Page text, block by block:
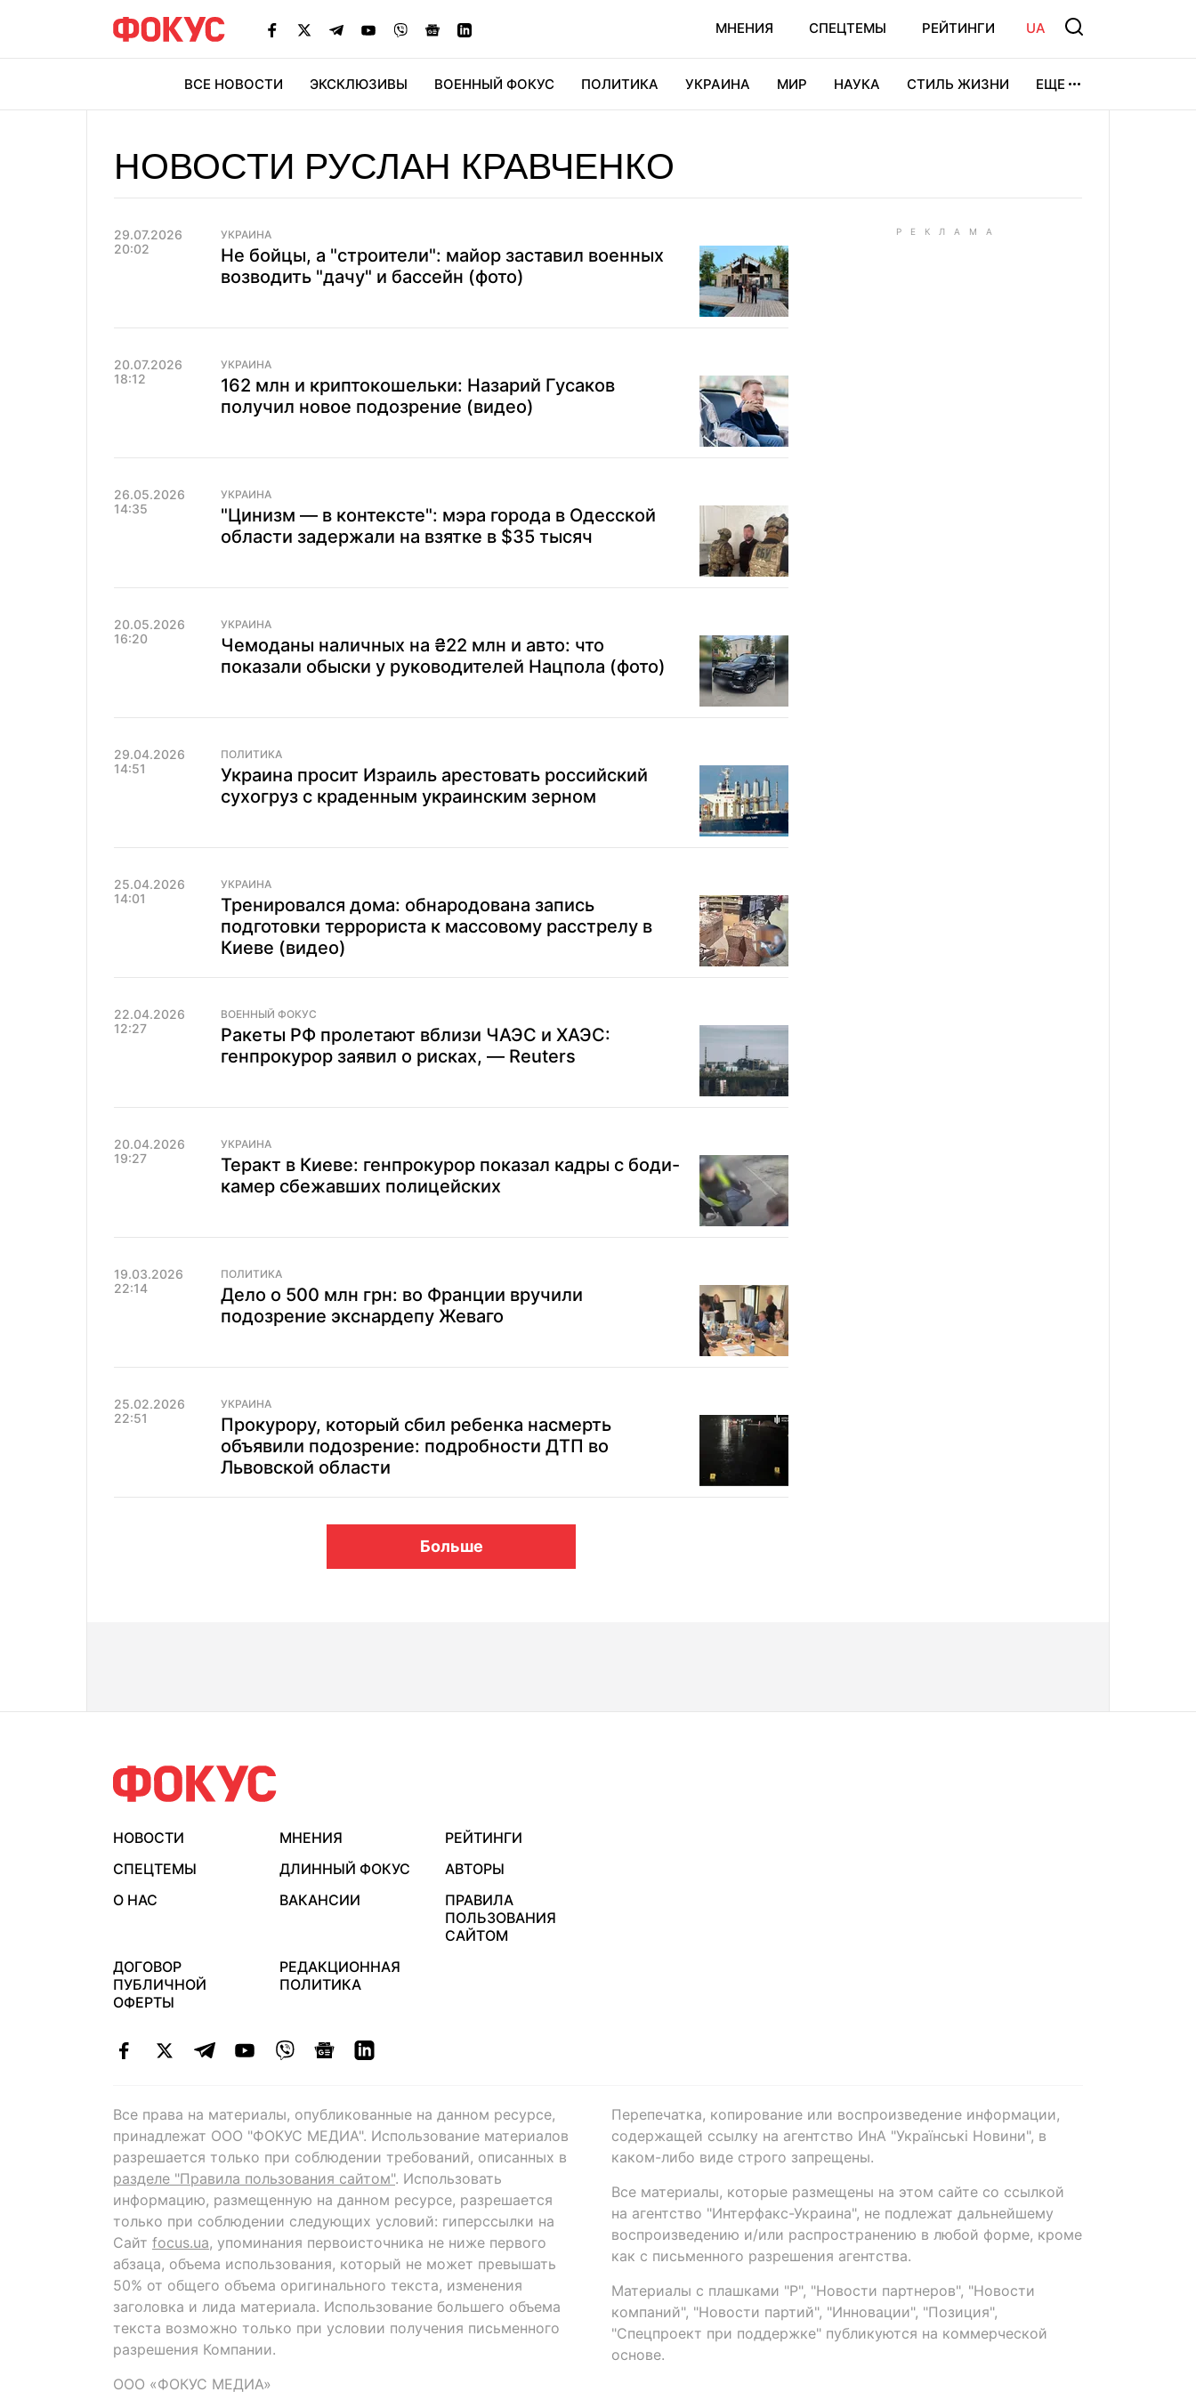
МНЕНИЯ СПЕЦТЕМЫ РЕЙТИНГИ UA
ВСЕ НОВОСТИ ЭКСКЛЮЗИВЫ ВОЕННЫЙ ФОКУС ПОЛИТИКА УКРАИНА МИР НАУКА СТИЛЬ ЖИЗНИ ЕЩЕ
НОВОСТИ РУСЛАН КРАВЧЕНКО
29.07.2026
20:02
УКРАИНА
Не бойцы, а "строители": майор заставил военных
возводить "дачу" и бассейн (фото)
20.07.2026
18:12
УКРАИНА
162 млн и криптокошельки: Назарий Гусаков
получил новое подозрение (видео)
26.05.2026
14:35
УКРАИНА
"Цинизм — в контексте": мэра города в Одесской
области задержали на взятке в $35 тысяч
20.05.2026
16:20
УКРАИНА
Чемоданы наличных на ₴22 млн и авто: что
показали обыски у руководителей Нацпола (фото)
29.04.2026
14:51
ПОЛИТИКА
Украина просит Израиль арестовать российский
сухогруз с краденным украинским зерном
25.04.2026
14:01
УКРАИНА
Тренировался дома: обнародована запись
подготовки террориста к массовому расстрелу в
Киеве (видео)
22.04.2026
12:27
ВОЕННЫЙ ФОКУС
Ракеты РФ пролетают вблизи ЧАЭС и ХАЭС:
генпрокурор заявил о рисках, — Reuters
20.04.2026
19:27
УКРАИНА
Теракт в Киеве: генпрокурор показал кадры с боди-
камер сбежавших полицейских
19.03.2026
22:14
ПОЛИТИКА
Дело о 500 млн грн: во Франции вручили
подозрение экснардепу Жеваго
25.02.2026
22:51
УКРАИНА
Прокурору, который сбил ребенка насмерть
объявили подозрение: подробности ДТП во
Львовской области
Больше
НОВОСТИ МНЕНИЯ
РЕЙТИНГИ
СПЕЦТЕМЫ
ДЛИННЫЙ ФОКУС
АВТОРЫ
О НАС
ВАКАНСИИ
ПРАВИЛА
ПОЛЬЗОВАНИЯ
САЙТОМ
ДОГОВОР
ПУБЛИЧНОЙ
ОФЕРТЫ
РЕДАКЦИОННАЯ
ПОЛИТИКА
Все права на материалы, опубликованные на данном ресурсе,
принадлежат ООО "ФОКУС МЕДИА". Использование материалов
разрешается только при соблюдении требований, описанных в
разделе "Правила пользования сайтом". Использовать
информацию, размещенную на данном ресурсе, разрешается
только при соблюдении следующих условий: гиперссылки на
Сайт focus.ua, упоминания первоисточника не ниже первого
абзаца, объема использования, который не может превышать
50% от общего объема оригинального текста, изменения
заголовка и лида материала. Использование большего объема
текста возможно только при условии получения письменного
разрешения Компании.
ООО «ФОКУС МЕДИА»
Перепечатка, копирование или воспроизведение информации,
содержащей ссылку на агентство ИнА "Українські Новини", в
каком-либо виде строго запрещены.
Все материалы, которые размещены на этом сайте со ссылкой
на агентство "Интерфакс-Украина", не подлежат дальнейшему
воспроизведению и/или распространению в любой форме, кроме
как с письменного разрешения агентства.
Материалы с плашками "Р", "Новости партнеров", "Новости
компаний", "Новости партий", "Инновации", "Позиция",
"Спецпроект при поддержке" публикуются на коммерческой
основе.